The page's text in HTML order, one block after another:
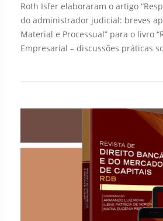
Roth Isfer elaboraram o artigo
do administrador judicial: breves
Material e Processual” para o livro
Empresarial – discussões práticas